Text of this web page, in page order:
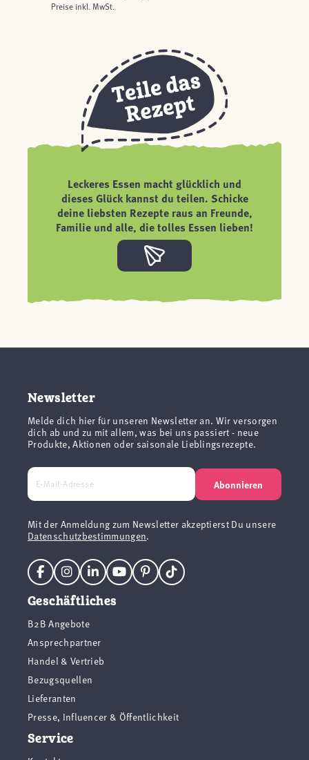
Preise inkl. MwSt.
Leckeres Essen macht glücklich und
dieses Glück kannst du teilen. Schicke
deine liebsten Rezepte raus an Freunde,
Familie und alle, die tolles Essen lieben!
Newsletter
Melde dich hier für unseren Newsletter an. Wir versorgen
dich ab und zu mit allem, was bei uns passiert - neue
Produkte, Aktionen oder saisonale Lieblingsrezepte.
Abonnieren
Mit der Anmeldung zum Newsletter akzeptierst Du unsere
Datenschutzbestimmungen.
Geschäftliches
B2B Angebote
Ansprechpartner
Handel & Vertrieb
Bezugsquellen
Lieferanten
Presse, Influencer & Öffentlichkeit
Service